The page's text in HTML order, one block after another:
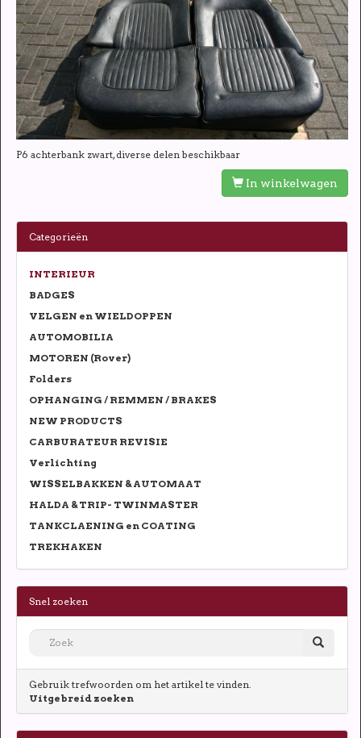
P6 achterbank zwart, diverse delen beschikbaar
In winkelwagen
Categorieën
INTERIEUR
BADGES
VELGEN en WIELDOPPEN
AUTOMOBILIA
MOTOREN (Rover)
Folders
OPHANGING / REMMEN / BRAKES
NEW PRODUCTS
CARBURATEUR REVISIE
Verlichting
WISSELBAKKEN & AUTOMAAT
HALDA & TRIP- TWINMASTER
TANKCLAENING en COATING
TREKHAKEN
Snel zoeken
Gebruik trefwoorden om het artikel te vinden.
Uitgebreid zoeken